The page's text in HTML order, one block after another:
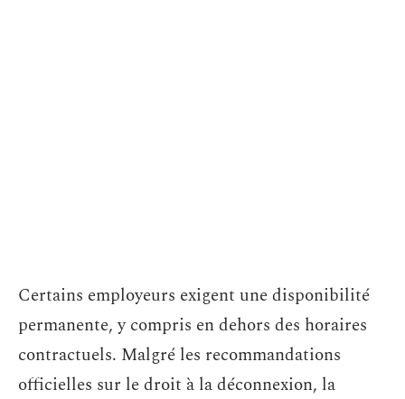
Certains employeurs exigent une disponibilité
permanente, y compris en dehors des horaires
contractuels. Malgré les recommandations
officielles sur le droit à la déconnexion, la